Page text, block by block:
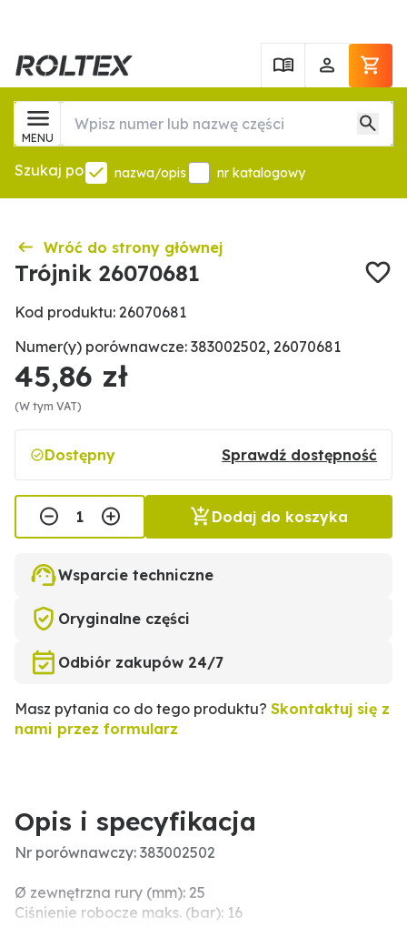
MENU
Szukaj po nazwa/opis nr katalogowy
Wróć do strony głównej
Trójnik 26070681
Kod produktu: 26070681
Numer(y) porównawcze: 383002502, 26070681
45,86 zł
(W tym VAT)
Dostępny Sprawdź dostępność
Dodaj do koszyka
Wsparcie techniczne
Oryginalne części
Odbiór zakupów 24/7
Masz pytania co do tego produktu? Skontaktuj się z
nami przez formularz
Opis i specyfikacja
Nr porównawczy: 383002502
Ø zewnętrzna rury (mm): 25
Ciśnienie robocze maks. (bar): 16